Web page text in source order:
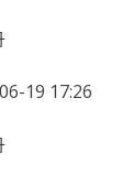
19 17:26